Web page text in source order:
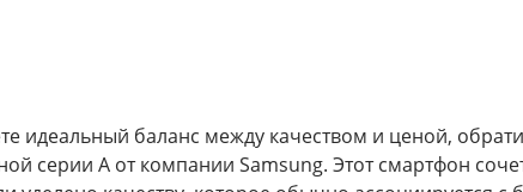
идеальный баланс между качеством и ценой,
серии A от компании Samsung. Этот смартфон